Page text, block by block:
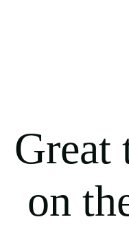
Great
on